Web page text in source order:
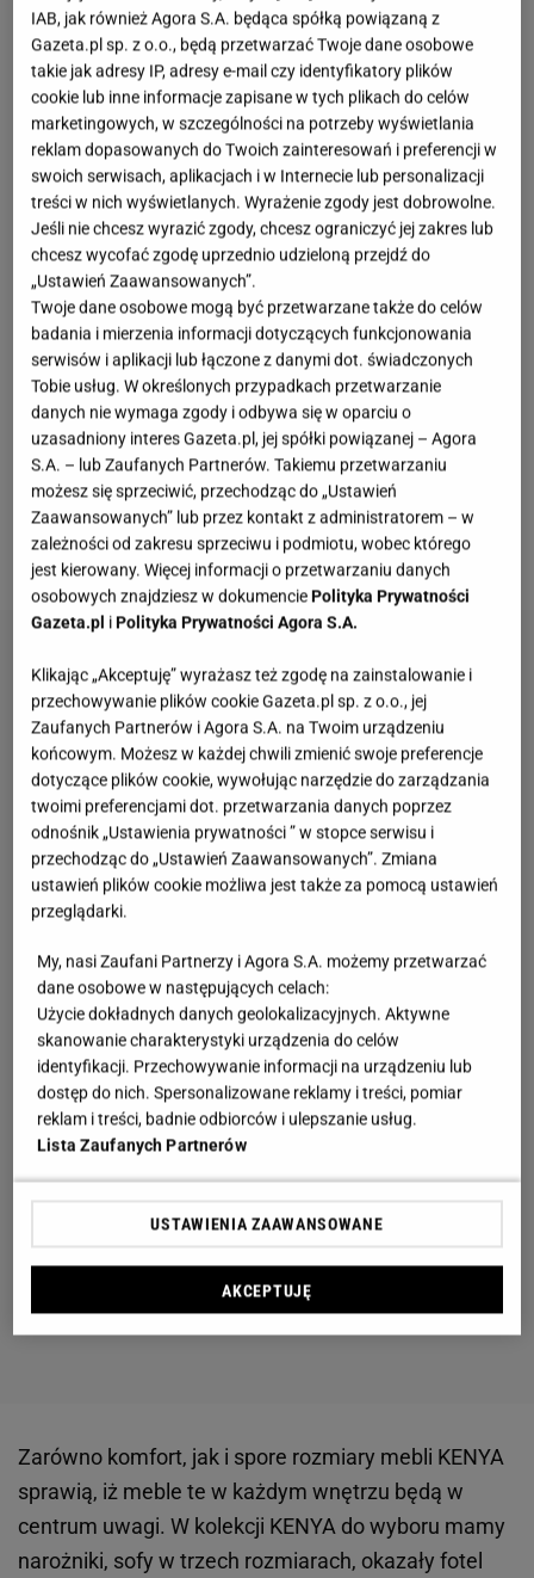
OTWÓRZ GALERIĘ(10)
KENYA to wytworna i efektowna kolekcja o
klasycznym wzornictwie, która szczególnie polecana
jest do eleganckich salonów, reprezentacyjnych
gabinetów i stylowych przestrzeni biurowych.
Słusznych rozmiarów, masywne i solidne bryły
nadają wnętrzu charakteru oraz ciepłego klimatu.
Meble wyróżnia maksymalny komfort. Już sam ich
wygląd zaprasza do wypoczynku. Pękate siedziska i
oparcia budzą nieodpartą chęć choćby chwilowego
odprężenia. Zastosowano w nich grubą i
wysokoelastyczną piankę, dlatego są niezwykle
miękkie i sprężyste. Wygodzie sprzyjają także
oparcia przedzielone ozdobnym szwem oraz
obszerne i puchate podłokietniki.
Zarówno komfort, jak i spore rozmiary mebli KENYA
sprawią, iż meble te w każdym wnętrzu będą w
centrum uwagi. W kolekcji KENYA do wyboru mamy
narożniki, sofy w trzech rozmiarach, okazały fotel
IAB, jak również Agora S.A. będąca spółką powiązaną z
Gazeta.pl sp. z o.o., będą przetwarzać Twoje dane osobowe
takie jak adresy IP, adresy e-mail czy identyfikatory plików
cookie lub inne informacje zapisane w tych plikach do celów
marketingowych, w szczególności na potrzeby wyświetlania
reklam dopasowanych do Twoich zainteresowań i preferencji w
swoich serwisach, aplikacjach i w Internecie lub personalizacji
treści w nich wyświetlanych. Wyrażenie zgody jest dobrowolne.
Jeśli nie chcesz wyrazić zgody, chcesz ograniczyć jej zakres lub
chcesz wycofać zgodę uprzednio udzieloną przejdź do
„Ustawień Zaawansowanych”.
Twoje dane osobowe mogą być przetwarzane także do celów
badania i mierzenia informacji dotyczących funkcjonowania
serwisów i aplikacji lub łączone z danymi dot. świadczonych
Tobie usług. W określonych przypadkach przetwarzanie
danych nie wymaga zgody i odbywa się w oparciu o
uzasadniony interes Gazeta.pl, jej spółki powiązanej – Agora
S.A. – lub Zaufanych Partnerów. Takiemu przetwarzaniu
możesz się sprzeciwić, przechodząc do „Ustawień
Zaawansowanych” lub przez kontakt z administratorem – w
zależności od zakresu sprzeciwu i podmiotu, wobec którego
jest kierowany. Więcej informacji o przetwarzaniu danych
osobowych znajdziesz w dokumenciePolityka Prywatności
Gazeta.pl iPolityka Prywatności Agora S.A.
Klikając „Akceptuję” wyrażasz też zgodę na zainstalowanie i
przechowywanie plików cookie Gazeta.pl sp. z o.o., jej
Zaufanych Partnerów i Agora S.A. na Twoim urządzeniu
końcowym. Możesz w każdej chwili zmienić swoje preferencje
dotyczące plików cookie, wywołując narzędzie do zarządzania
twoimi preferencjami dot. przetwarzania danych poprzez
odnośnik „Ustawienia prywatności ” w stopce serwisu i
przechodząc do „Ustawień Zaawansowanych”. Zmiana
ustawień plików cookie możliwa jest także za pomocą ustawień
przeglądarki.
My, nasi Zaufani Partnerzy i Agora S.A. możemy przetwarzać
dane osobowe w następujących celach:
Użycie dokładnych danych geolokalizacyjnych. Aktywne
skanowanie charakterystyki urządzenia do celów
identyfikacji. Przechowywanie informacji na urządzeniu lub
dostęp do nich. Spersonalizowane reklamy i treści, pomiar
reklam i treści, badnie odbiorców i ulepszanie usług.
Lista Zaufanych Partnerów
USTAWIENIA ZAAWANSOWANE
AKCEPTUJĘ